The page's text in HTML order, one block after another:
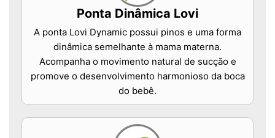
Ponta Dinâmica Lovi
A ponta Lovi Dynamic possui pinos e uma forma
dinâmica semelhante à mama materna.
Acompanha o movimento natural de sucção e
promove o desenvolvimento harmonioso da boca
do bebê.